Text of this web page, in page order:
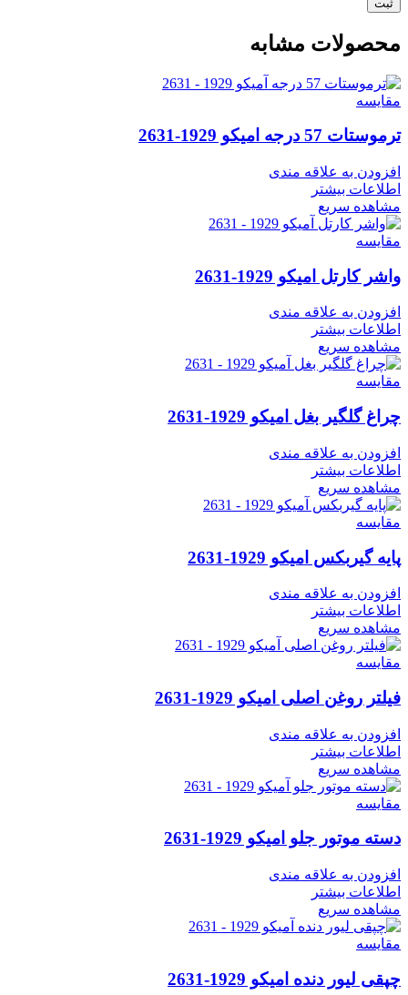
محصولات مشابه
مقایسه
ترموستات 57 درجه امیکو 1929-2631
افزودن به علاقه مندی
اطلاعات بیشتر
مشاهده سریع
مقایسه
واشر کارتل امیکو 1929-2631
افزودن به علاقه مندی
اطلاعات بیشتر
مشاهده سریع
مقایسه
چراغ گلگیر بغل امیکو 1929-2631
افزودن به علاقه مندی
اطلاعات بیشتر
مشاهده سریع
مقایسه
پایه گیربکس امیکو 1929-2631
افزودن به علاقه مندی
اطلاعات بیشتر
مشاهده سریع
مقایسه
فیلتر روغن اصلی امیکو 1929-2631
افزودن به علاقه مندی
اطلاعات بیشتر
مشاهده سریع
مقایسه
دسته موتور جلو امیکو 1929-2631
افزودن به علاقه مندی
اطلاعات بیشتر
مشاهده سریع
مقایسه
چپقی لیور دنده امیکو 1929-2631